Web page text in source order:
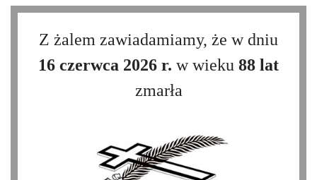
Z żalem zawiadamiamy, że w dniu
16 czerwca 2026 r. w wieku 88 lat
zmarła